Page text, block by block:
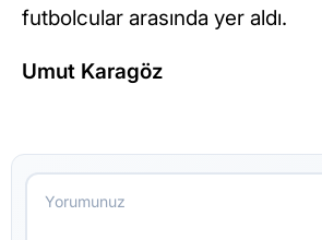
futbolcular arasında yer aldı.
Umut Karagöz